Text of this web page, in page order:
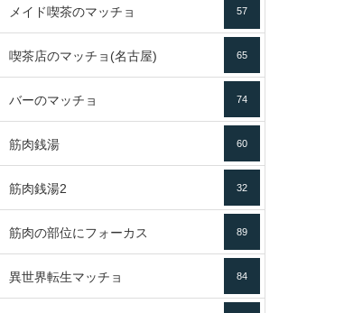
メイド喫茶のマッチョ 57
喫茶店のマッチョ(名古屋) 65
バーのマッチョ 74
筋肉銭湯 60
筋肉銭湯2 32
筋肉の部位にフォーカス 89
異世界転生マッチョ 84